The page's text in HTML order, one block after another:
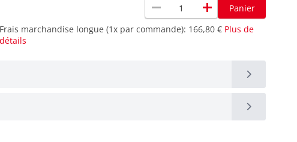
remove add
Panier
Frais marchandise longue (1x par commande): 166,80 € Plus de
détails